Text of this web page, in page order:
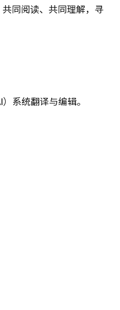
同阅读、共同理解，寻
系统翻译与编辑。